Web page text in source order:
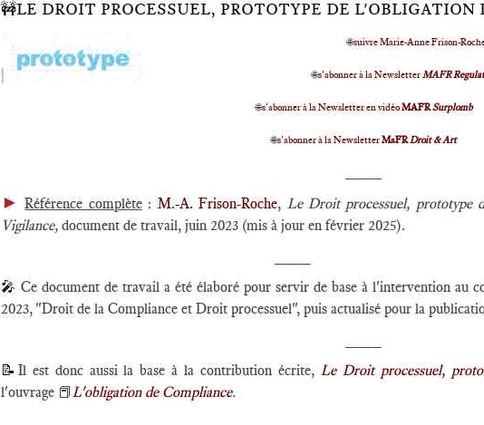
🚧LE DROIT PROCESSUEL, PROTOTYPE DE L'OBLIGATION
🌐suivre Marie-Anne Frison-
🌐s'abonner à la NewsletterMAFR
🌐s'abonner à la Newsletter en vidéoMAFRSurplomb
🌐s'abonner à la NewsletterMaFRDroit & Art
► Référence complète: M.-A. Frison-Roche, Le Droit processuel, prototype
Vigilance, document de travail, juin 2023 (mis à jour en février 2025).
🎤 Ce document de travail a été élaboré pour servir de base à l'intervention au
2023, "Droit de la Compliance et Droit processuel", puis actualisé pour la
📝 Il est donc aussi la base à la contribution écrite, Le Droit processuel,
l'ouvrage 📕L'obligation de Compliance.